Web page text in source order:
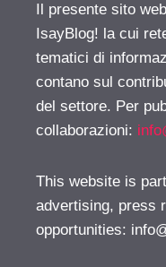
Il presente sito
IsayBlog! la cui
tematici di
contano sul
del settore. Per
collaborazioni:
This website is
advertising, press
opportunities: